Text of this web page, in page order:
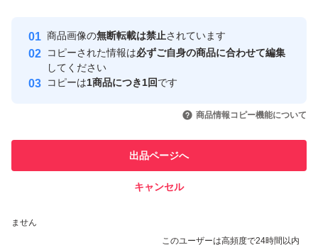
安心取引出品者
心・安全なユーザーです
取引実績
引を完了させた実績があります
での取引実績があります
ません
このユーザーは高頻度で24時間以内
商品画像の無断転載は禁止されています
コピーされた情報は必ずご自身の商品に合わせて編集
してください
コピーは1商品につき1回です
商品情報コピー機能について
出品ページへ
キャンセル